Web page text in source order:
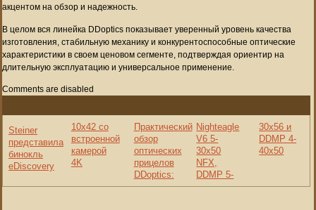
акцентом на обзор и надежность.
В целом вся линейка DDoptics показывает уверенный уровень качества
изготовления, стабильную механику и конкурентоспособные оптические
характеристики в своем ценовом сегменте, подтверждая ориентир на
длительную эксплуатацию и универсальное применение.
Comments are disabled
Steiner
представила
бинокль
eDiscovery
10x42 со
встроенной
камерой
4K
Практический
обзор
оптических
прицелов
DDoptics:
Nighteagle
V6 5-
30x50
NFX,
DDMP 5-
30x56 и
DDMP 4-
40x50